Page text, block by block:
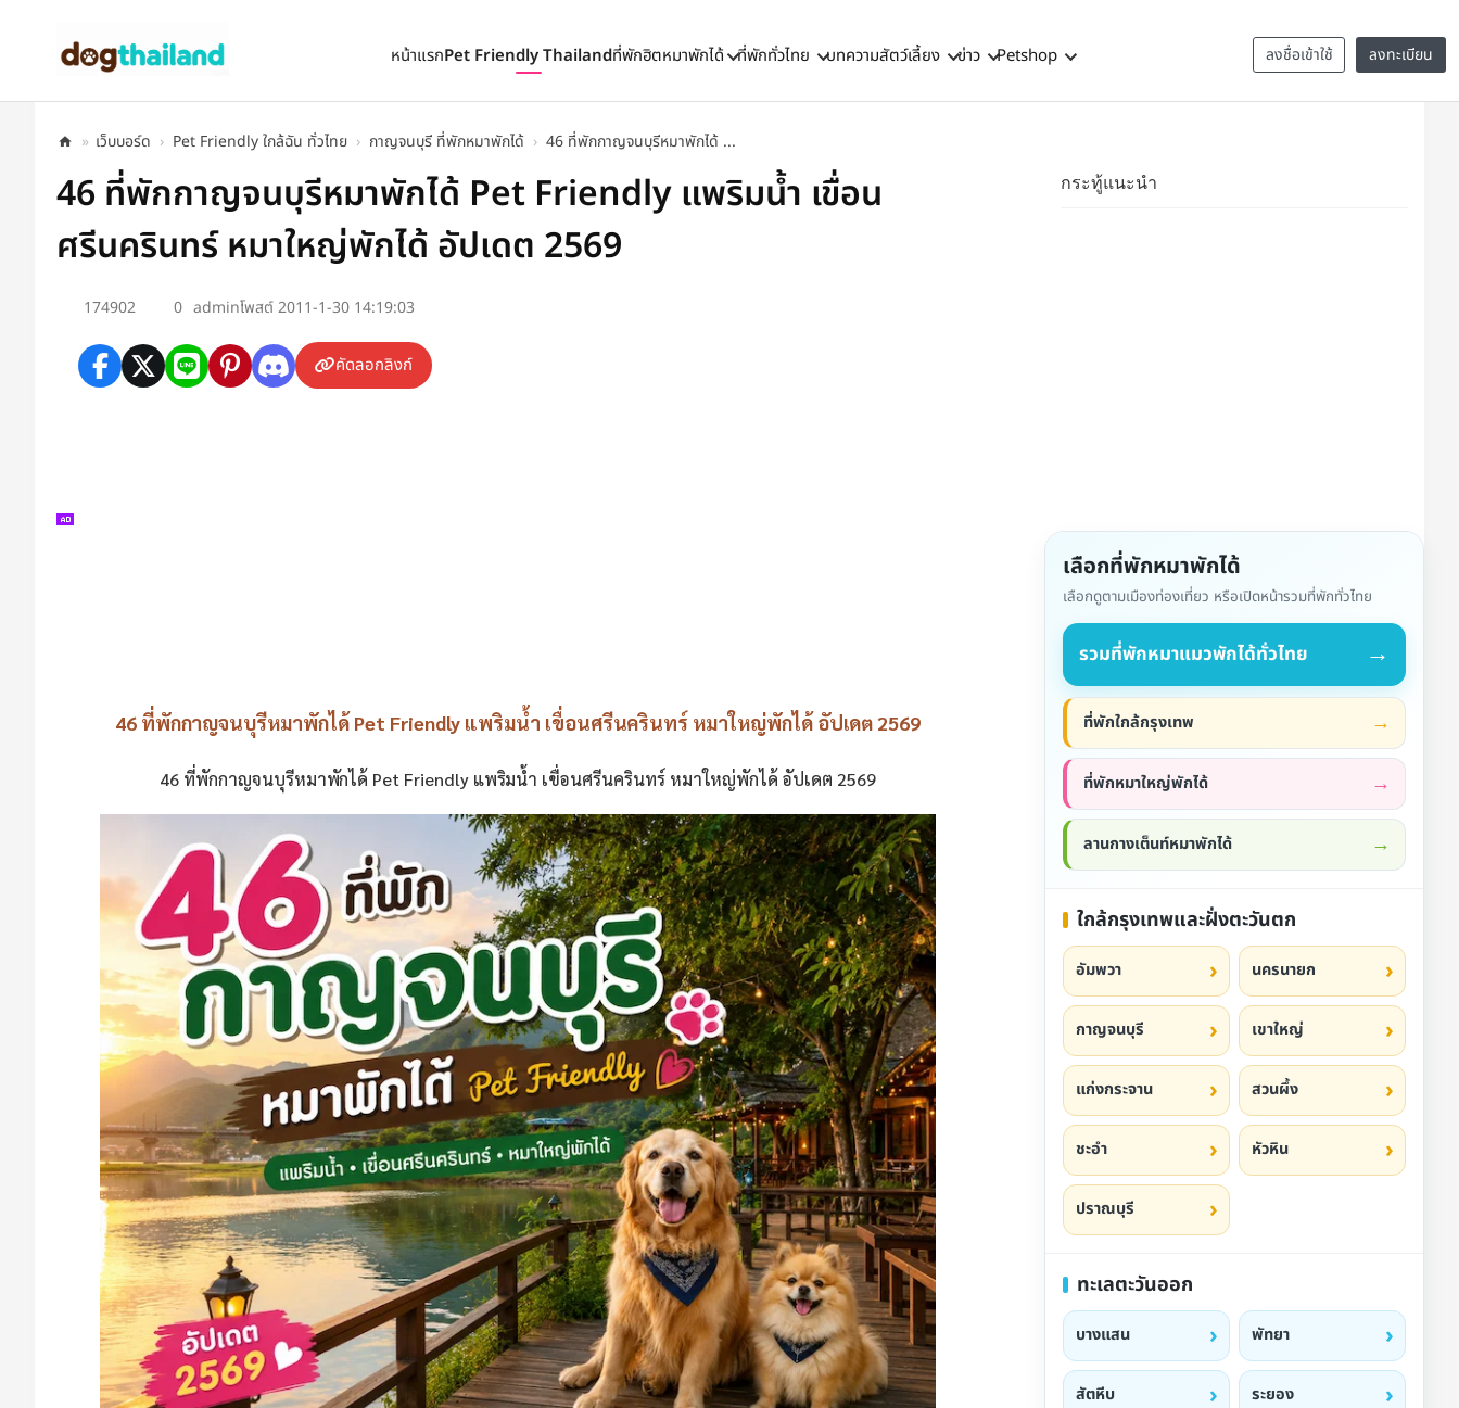
ลงชื่อเข้าใช้ ลงทะเบียน
หน้าแรกPet Friendly Thailandที่พักฮิตหมาพักได้ ที่พักทั่วไทย บทความสัตว์เลี้ยง ข่าว Petshop
» เว็บบอร์ด › Pet Friendly ใกล้ฉัน ทั่วไทย › กาญจนบุรี ที่พักหมาพักได้ › 46 ที่พักกาญจนบุรีหมาพักได้ ...
46 ที่พักกาญจนบุรีหมาพักได้ Pet Friendly แพริมน้ำ เขื่อน
ศรีนครินทร์ หมาใหญ่พักได้ อัปเดต 2569
174902 0 adminโพสต์ 2011-1-30 14:19:03
คัดลอกลิงก์
46 ที่พักกาญจนบุรีหมาพักได้ Pet Friendly แพริมน้ำ เขื่อนศรีนครินทร์ หมาใหญ่พักได้ อัปเดต 2569
46 ที่พักกาญจนบุรีหมาพักได้ Pet Friendly แพริมน้ำ เขื่อนศรีนครินทร์ หมาใหญ่พักได้ อัปเดต 2569
กระทู้แนะนำ
เลือกที่พักหมาพักได้
เลือกดูตามเมืองท่องเที่ยว หรือเปิดหน้ารวมที่พักทั่วไทย
รวมที่พักหมาแมวพักได้ทั่วไทย →
ที่พักใกล้กรุงเทพ
ที่พักหมาใหญ่พักได้
ลานกางเต็นท์หมาพักได้
ใกล้กรุงเทพและฝั่งตะวันตก
อัมพวา นครนายก
กาญจนบุรี เขาใหญ่
แก่งกระจาน สวนผึ้ง
ชะอำ หัวหิน
ปราณบุรี
ทะเลตะวันออก
บางแสน พัทยา
สัตหีบ ระยอง